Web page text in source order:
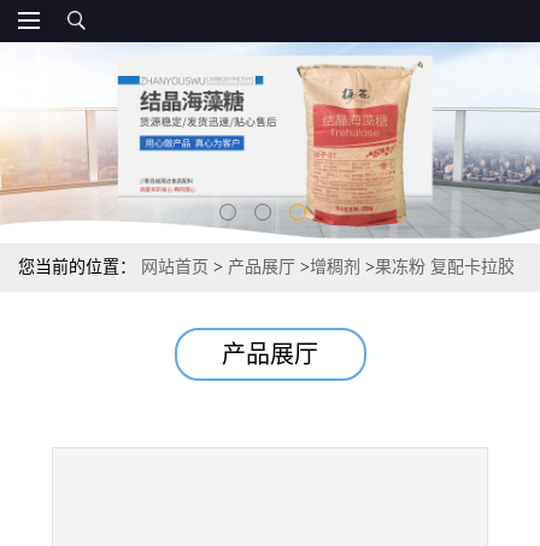
您当前的位置： 网站首页 > 产品展厅 >增稠剂 >果冻粉 复配卡拉胶
产品展厅